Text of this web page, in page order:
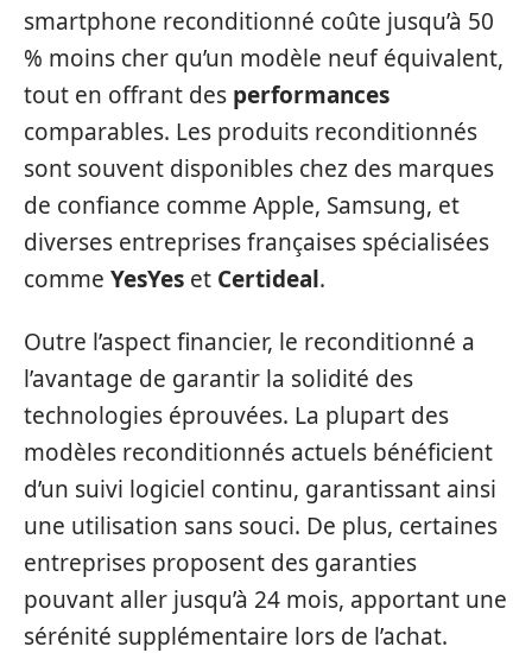
smartphone reconditionné coûte jusqu’à 50
% moins cher qu’un modèle neuf équivalent,
tout en offrant des performances
comparables. Les produits reconditionnés
sont souvent disponibles chez des marques
de confiance comme Apple, Samsung, et
diverses entreprises françaises spécialisées
comme YesYes et Certideal.
Outre l’aspect financier, le reconditionné a
l’avantage de garantir la solidité des
technologies éprouvées. La plupart des
modèles reconditionnés actuels bénéficient
d’un suivi logiciel continu, garantissant ainsi
une utilisation sans souci. De plus, certaines
entreprises proposent des garanties
pouvant aller jusqu’à 24 mois, apportant une
sérénité supplémentaire lors de l’achat.